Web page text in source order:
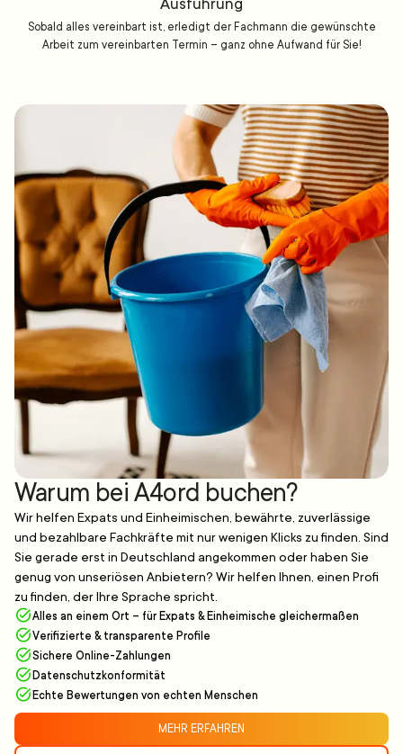
Ausführung
Sobald alles vereinbart ist, erledigt der Fachmann die gewünschte
Arbeit zum vereinbarten Termin – ganz ohne Aufwand für Sie!
Warum bei A4ord buchen?
Wir helfen Expats und Einheimischen, bewährte, zuverlässige
und bezahlbare Fachkräfte mit nur wenigen Klicks zu finden. Sind
Sie gerade erst in Deutschland angekommen oder haben Sie
genug von unseriösen Anbietern? Wir helfen Ihnen, einen Profi
zu finden, der Ihre Sprache spricht.
Alles an einem Ort – für Expats & Einheimische gleichermaßen
Verifizierte & transparente Profile
Sichere Online-Zahlungen
Datenschutzkonformität
Echte Bewertungen von echten Menschen
MEHR ERFAHREN